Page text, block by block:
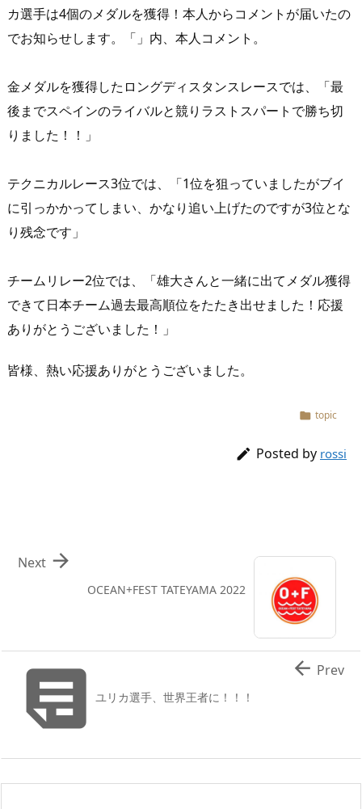
カ選手は4個のメダルを獲得！本人からコメントが届いたの
でお知らせします。「」内、本人コメント。
金メダルを獲得したロングディスタンスレースでは、「最
後までスペインのライバルと競りラストスパートで勝ち切
りました！！」
テクニカルレース3位では、「1位を狙っていましたがブイ
に引っかかってしまい、かなり追い上げたのですが3位とな
り残念です」
チームリレー2位では、「雄大さんと一緒に出てメダル獲得
できて日本チーム過去最高順位をたたき出せました！応援
ありがとうございました！」
皆様、熱い応援ありがとうございました。
 topic
 Posted by rossi
OCEAN+FEST TATEYAMA 2022

Next
ユリカ選手、世界王者に！！！
 Prev